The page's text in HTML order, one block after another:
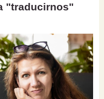
"traducirnos"